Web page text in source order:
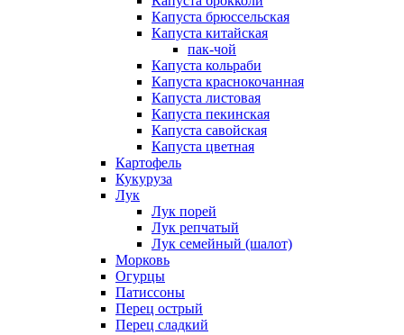
Капуста брюссельская
Капуста китайская
пак-чой
Капуста кольраби
Капуста краснокочанная
Капуста листовая
Капуста пекинская
Капуста савойская
Капуста цветная
Картофель
Кукуруза
Лук
Лук порей
Лук репчатый
Лук семейный (шалот)
Морковь
Огурцы
Патиссоны
Перец острый
Перец сладкий